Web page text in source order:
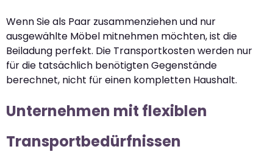
Wenn Sie als Paar zusammenziehen und nur
ausgewählte Möbel mitnehmen möchten, ist die
Beiladung perfekt. Die Transportkosten werden nur
für die tatsächlich benötigten Gegenstände
berechnet, nicht für einen kompletten Haushalt.
Unternehmen mit flexiblen
Transportbedürfnissen